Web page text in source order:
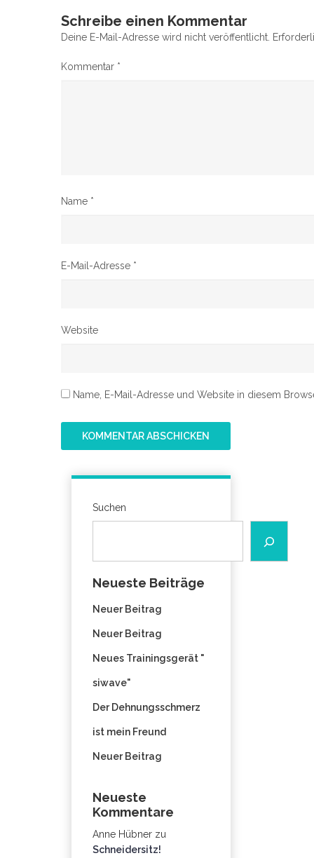
Schreibe einen Kommentar
Deine E-Mail-Adresse wird nicht veröffentlicht.
Kommentar *
Name *
E-Mail-Adresse *
Website
Name, E-Mail-Adresse und Website in diesem
Suchen
Neueste Beiträge
Neuer Beitrag
Neuer Beitrag
Neues Trainingsgerät "
siwave"
Der Dehnungsschmerz
ist mein Freund
Neuer Beitrag
Neueste
Kommentare
Anne Hübner zu
Schneidersitz!